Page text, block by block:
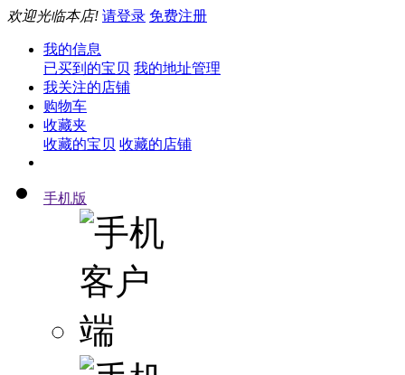
欢迎光临本店! 请登录 免费注册
我的信息
已买到的宝贝 我的地址管理
我关注的店铺
购物车
收藏夹
收藏的宝贝 收藏的店铺
手机版